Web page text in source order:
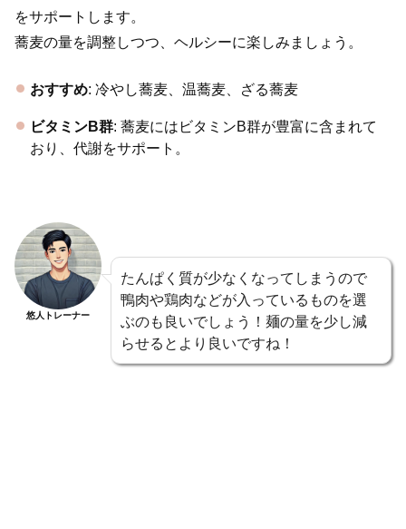
をサポートします。
蕎麦の量を調整しつつ、ヘルシーに楽しみましょう。
おすすめ: 冷やし蕎麦、温蕎麦、ざる蕎麦
ビタミンB群: 蕎麦にはビタミンB群が豊富に含まれて
おり、代謝をサポート。
悠人トレーナー
たんぱく質が少なくなってしまうので
鴨肉や鶏肉などが入っているものを選
ぶのも良いでしょう！麺の量を少し減
らせるとより良いですね！